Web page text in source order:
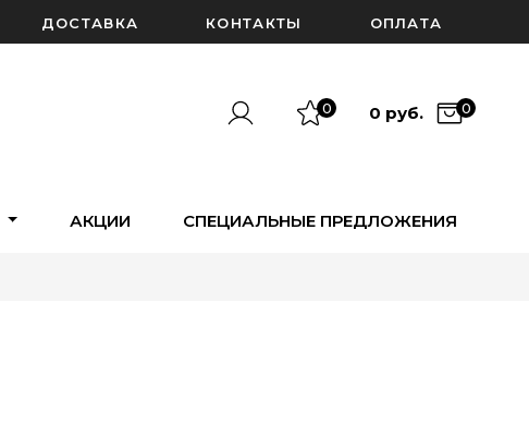
ДОСТАВКА КОНТАКТЫ ОПЛАТА
0 0 руб. 0
АКЦИИ СПЕЦИАЛЬНЫЕ ПРЕДЛОЖЕНИЯ